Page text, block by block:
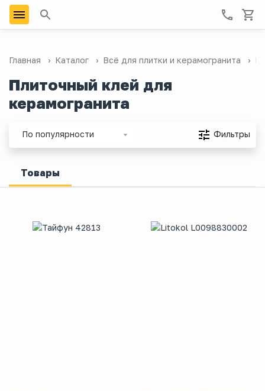
Главная Каталог Всё для плитки и керамогранита
Плиточный клей для
керамогранита
Товары
По популярности Фильтры